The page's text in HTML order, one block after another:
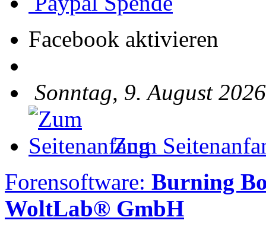
Facebook aktivieren
Sonntag, 9. August
Zum
Forensoftware: Burning
WoltLab® GmbH